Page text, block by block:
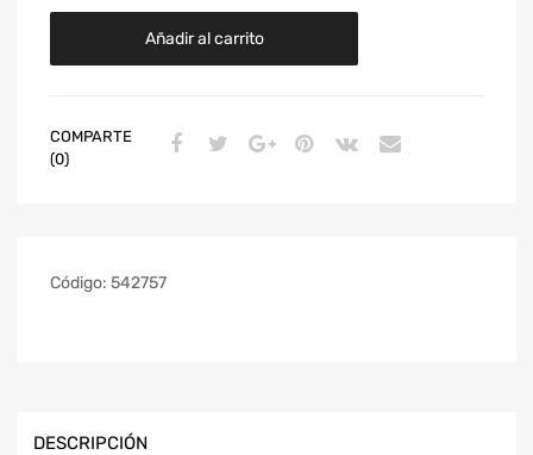
Añadir al carrito
COMPARTE
(0)
Código: 542757
DESCRIPCIÓN